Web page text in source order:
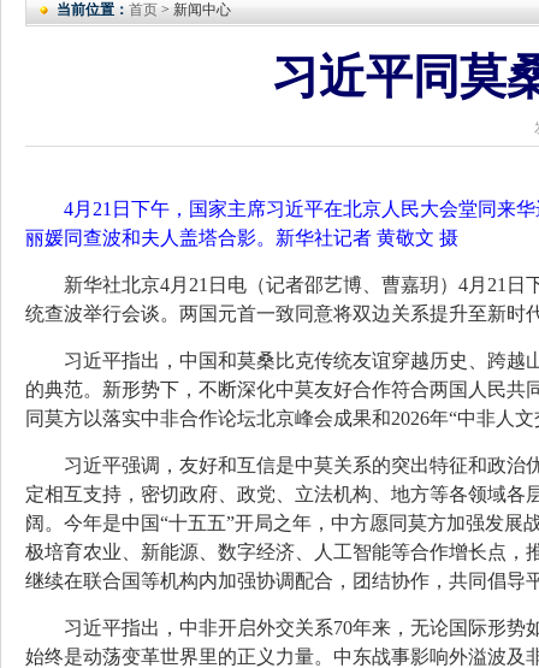
当前位置： 首页 > 新闻中心
习近平同莫
4月21日下午，国家主席习近平在北京人民大会堂同来
丽媛同查波和夫人盖塔合影。新华社记者 黄敬文 摄
新华社北京4月21日电（记者邵艺博、曹嘉玥）4月21
统查波举行会谈。两国元首一致同意将双边关系提升至新时
习近平指出，中国和莫桑比克传统友谊穿越历史、跨
的典范。新形势下，不断深化中莫友好合作符合两国人民
同莫方以落实中非合作论坛北京峰会成果和2026年“中非人
习近平强调，友好和互信是中莫关系的突出特征和政
定相互支持，密切政府、政党、立法机构、地方等各领域
阔。今年是中国“十五五”开局之年，中方愿同莫方加强发
极培育农业、新能源、数字经济、人工智能等合作增长点
继续在联合国等机构内加强协调配合，团结协作，共同倡
习近平指出，中非开启外交关系70年来，无论国际形
始终是动荡变革世界里的正义力量。中东战事影响外溢波